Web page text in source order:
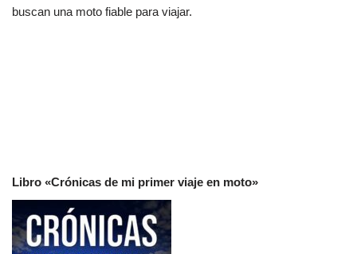
buscan una moto fiable para viajar.
Libro «Crónicas de mi primer viaje en moto»